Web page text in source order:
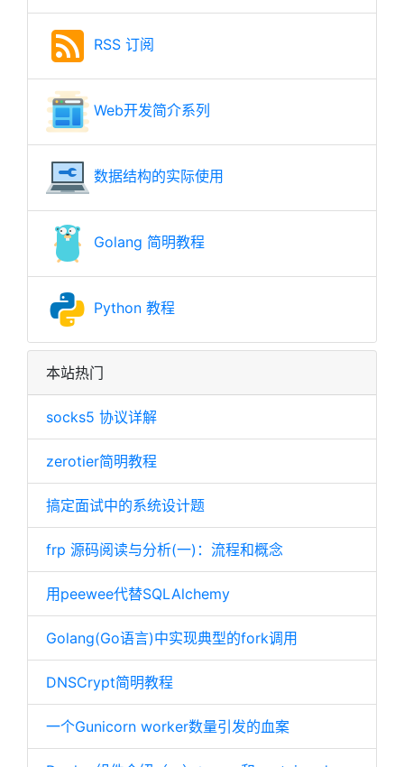
RSS 订阅
Web开发简介系列
数据结构的实际使用
Golang 简明教程
Python 教程
本站热门
socks5 协议详解
zerotier简明教程
搞定面试中的系统设计题
frp 源码阅读与分析(一)：流程和概念
用peewee代替SQLAlchemy
Golang(Go语言)中实现典型的fork调用
DNSCrypt简明教程
一个Gunicorn worker数量引发的血案